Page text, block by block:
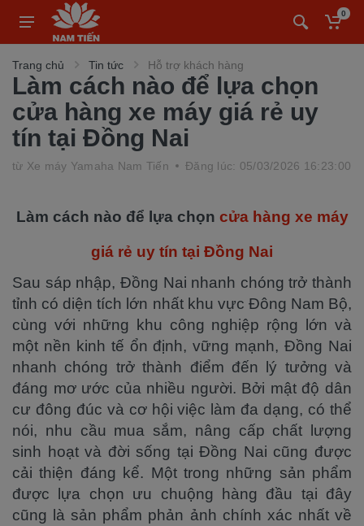
0
Trang chủ Tin tức Hỗ trợ khách hàng
Làm cách nào để lựa chọn
cửa hàng xe máy giá rẻ uy
tín tại Đồng Nai
từ Xe máy Yamaha Nam Tiến Đăng lúc: 05/03/2026 16:23:00
Làm cách nào để lựa chọn cửa hàng xe máy
giá rẻ uy tín tại Đồng Nai
Sau sáp nhập, Đồng Nai nhanh chóng trở thành
tỉnh có diện tích lớn nhất khu vực Đông Nam Bộ,
cùng với những khu công nghiệp rộng lớn và
một nền kinh tế ổn định, vững mạnh, Đồng Nai
nhanh chóng trở thành điểm đến lý tưởng và
đáng mơ ước của nhiều người. Bởi mật độ dân
cư đông đúc và cơ hội việc làm đa dạng, có thể
nói, nhu cầu mua sắm, nâng cấp chất lượng
sinh hoạt và đời sống tại Đồng Nai cũng được
cải thiện đáng kể. Một trong những sản phẩm
được lựa chọn ưu chuộng hàng đầu tại đây
cũng là sản phẩm phản ảnh chính xác nhất về